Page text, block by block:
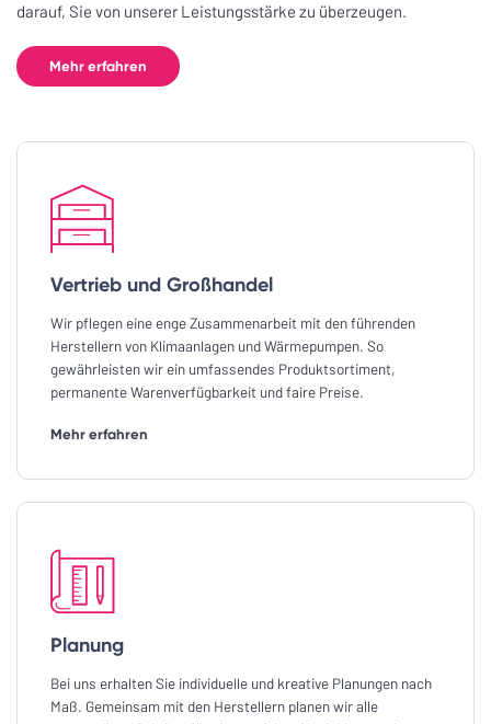
darauf, Sie von unserer Leistungsstärke zu überzeugen.
Mehr erfahren
Vertrieb und Großhandel
Wir pflegen eine enge Zusammenarbeit mit den führenden
Herstellern von Klimaanlagen und Wärmepumpen. So
gewährleisten wir ein umfassendes Produktsortiment,
permanente Warenverfügbarkeit und faire Preise.
Mehr erfahren
Planung
Bei uns erhalten Sie individuelle und kreative Planungen nach
Maß. Gemeinsam mit den Herstellern planen wir alle